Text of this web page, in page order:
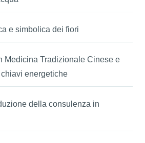
e simbolica dei fiori
Medicina Tradizionale Cinese e
energetiche
della consulenza in